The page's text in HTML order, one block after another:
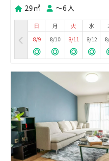
29㎡
〜6人
日
8/9
月
8/10
火
8/11
水
8/12